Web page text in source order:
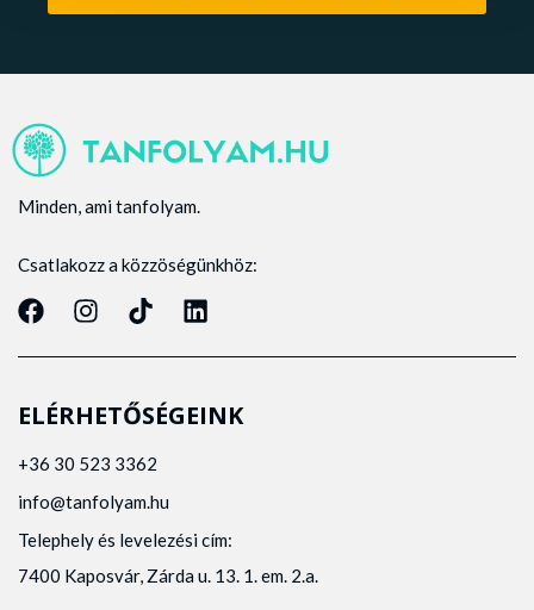
Minden, ami tanfolyam.
Csatlakozz a közzöségünkhöz:
ELÉRHETŐSÉGEINK
+36 30 523 3362
info@tanfolyam.hu
Telephely és levelezési cím:
7400 Kaposvár, Zárda u. 13. 1. em. 2.a.